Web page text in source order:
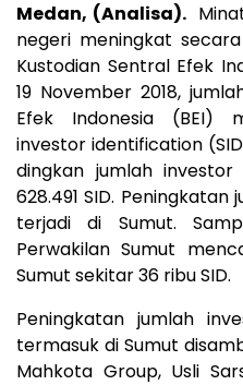
Medan, (Analisa).
negeri meningkat
Kustodian Sentral Efek
19 November 2018,
Efek Indonesia (BEI)
investor identification
ding­kan jumlah
628.491 SID.
ter­jadi di Sumut.
Perwakilan Sumut
Sumut sekitar 36 ribu SID.
Peningkatan jumlah
termasuk di Sumut
Mahkota Group, Usli